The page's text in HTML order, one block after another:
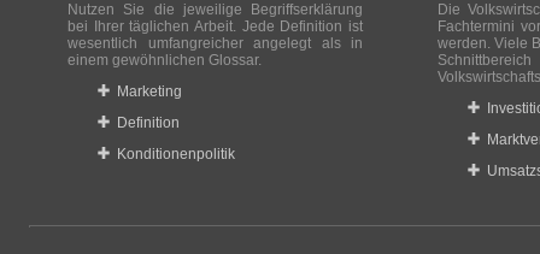
Nutzen Sie die jeweilige Begriffserklärung
bei Ihrer täglichen Arbeit. Jede Definition ist
wesentlich umfangreicher angelegt als in
einem gewöhnlichen Glossar.
Marketing
Definition
Konditionenpolitik
Die
Fachtermini
werden. Viele